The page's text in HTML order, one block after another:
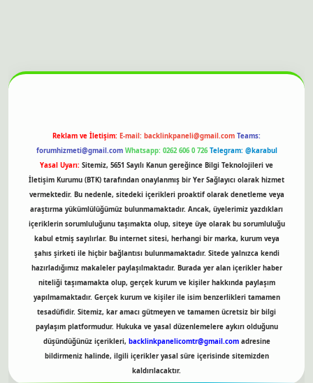
Reklam ve İletişim: E-mail: backlinkpaneli@gmail.com Teams:
forumhizmeti@gmail.com Whatsapp: 0262 606 0 726 Telegram: @karabul
Yasal Uyarı: Sitemiz, 5651 Sayılı Kanun gereğince Bilgi Teknolojileri ve
İletişim Kurumu (BTK) tarafından onaylanmış bir Yer Sağlayıcı olarak hizmet
vermektedir. Bu nedenle, sitedeki içerikleri proaktif olarak denetleme veya
araştırma yükümlülüğümüz bulunmamaktadır. Ancak, üyelerimiz yazdıkları
içeriklerin sorumluluğunu taşımakta olup, siteye üye olarak bu sorumluluğu
kabul etmiş sayılırlar. Bu internet sitesi, herhangi bir marka, kurum veya
şahıs şirketi ile hiçbir bağlantısı bulunmamaktadır. Sitede yalnızca kendi
hazırladığımız makaleler paylaşılmaktadır. Burada yer alan içerikler haber
niteliği taşımamakta olup, gerçek kurum ve kişiler hakkında paylaşım
yapılmamaktadır. Gerçek kurum ve kişiler ile isim benzerlikleri tamamen
tesadüfidir. Sitemiz, kar amacı gütmeyen ve tamamen ücretsiz bir bilgi
paylaşım platformudur. Hukuka ve yasal düzenlemelere aykırı olduğunu
düşündüğünüz içerikleri, backlinkpanelicomtr@gmail.comadresine
bildirmeniz halinde, ilgili içerikler yasal süre içerisinde sitemizden
kaldırılacaktır.